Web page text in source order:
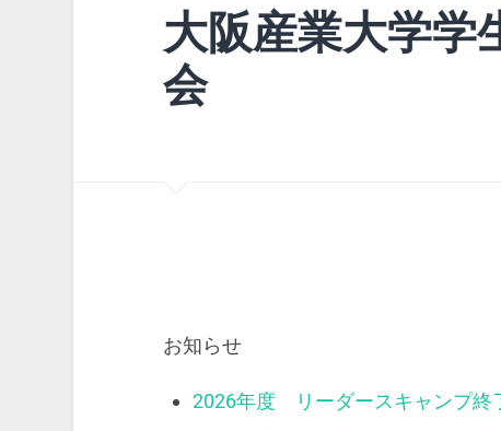
大阪産業大学学
会
お知らせ
2026年度 リーダースキャンプ終